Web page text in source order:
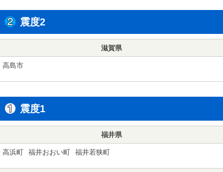
震度2
滋賀県
高島市
震度1
福井県
高浜町 福井おおい町 福井若狭町